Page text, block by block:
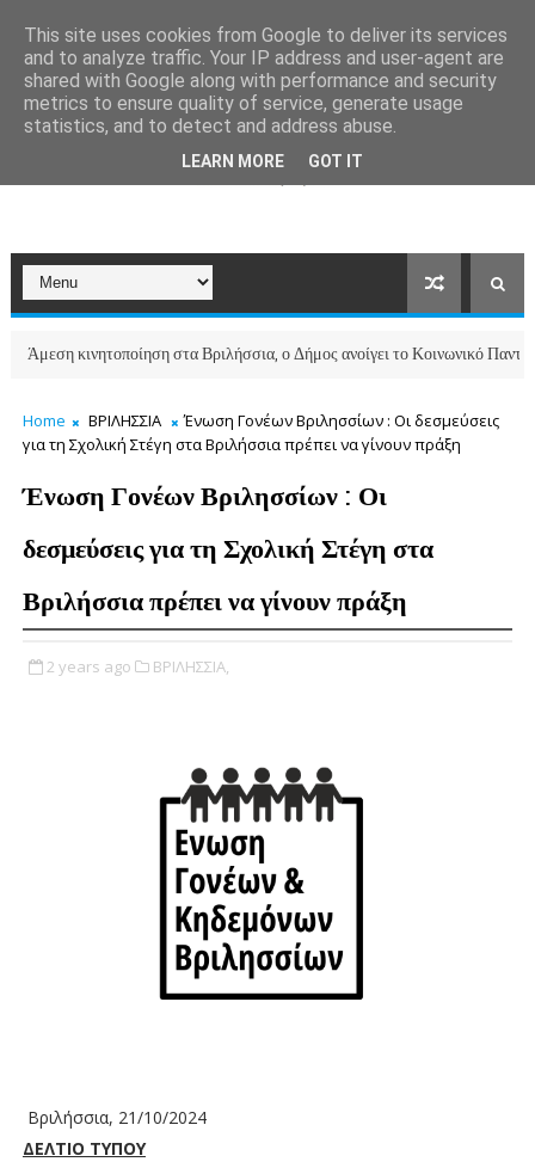
κινητοποίηση στα Βριλήσσια, ο Δήμος ανοίγει το Κοινωνικό
Home ΒΡΙΛΗΣΣΙΑ
Ένωση Γονέων Βριλησσίων : Οι δεσμεύσεις
για τη Σχολική Στέγη στα Βριλήσσια πρέπει να γίνουν πράξη
Ένωση Γονέων Βριλησσίων : Οι
δεσμεύσεις για τη Σχολική Στέγη στα
Βριλήσσια πρέπει να γίνουν πράξη
2 years ago ΒΡΙΛΗΣΣΙΑ,
Βριλήσσια, 21/10/2024
ΔΕΛΤΙΟ ΤΥΠΟΥ
This site uses cookies from Google to deliver its services
and to analyze traffic. Your IP address and user-agent are
shared with Google along with performance and security
metrics to ensure quality of service, generate usage
statistics, and to detect and address abuse.
LEARN MORE GOT IT